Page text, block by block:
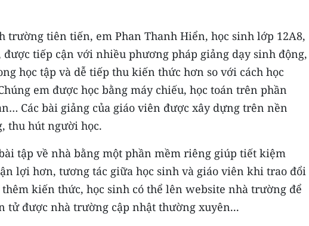
trường tiên tiến, em Phan Thanh Hiển, học sinh lớp 12A8,
được tiếp cận với nhiều phương pháp giảng dạy sinh động,
học tập và dễ tiếp thu kiến thức hơn so với cách học
em được học bằng máy chiếu, học toán trên phần
Các bài giảng của giáo viên được xây dựng trên nền
thu hút người học.
tập về nhà bằng một phần mềm riêng giúp tiết kiệm
lợi hơn, tương tác giữa học sinh và giáo viên khi trao đổi
kiến thức, học sinh có thể lên website nhà trường để
tử được nhà trường cập nhật thường xuyên...